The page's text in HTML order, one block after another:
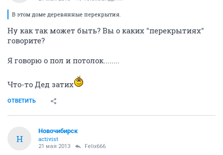
В этом доме деревянные перекрытия.
Ну как так может быть? Вы о каких "перекрытиях"
говорите?
Я говорю о пол и потолок........
Что-то Дед затих
ОТВЕТИТЬ
Н
Новочибирск
activist
21 мая 2013 Felix666